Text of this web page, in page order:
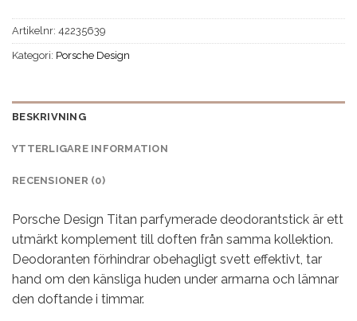
Artikelnr: 42235639
Kategori: Porsche Design
BESKRIVNING
YTTERLIGARE INFORMATION
RECENSIONER (0)
Porsche Design Titan parfymerade deodorantstick är ett
utmärkt komplement till doften från samma kollektion.
Deodoranten förhindrar obehagligt svett effektivt, tar
hand om den känsliga huden under armarna och lämnar
den doftande i timmar.